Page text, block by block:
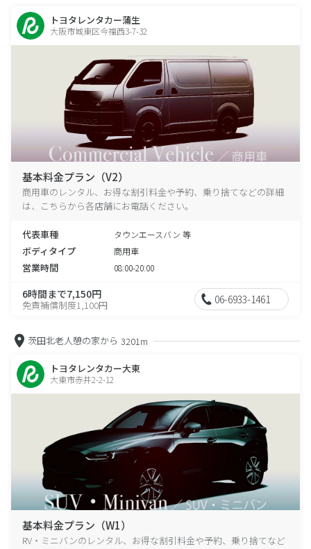
トヨタレンタカー蒲生
大阪市城東区今福西3-7-32
基本料金プラン（V2）
商用車のレンタル、お得な割引料金や予約、乗り捨てなどの詳細
は、こちらから各店舗にお電話ください。
代表車種 タウンエースバン 等
ボディタイプ 商用車
営業時間 08:00-20:00
6時間まで7,150円
免責補償制度1,100円 06-6933-1461
茨田北老人憩の家から 3201m
トヨタレンタカー大東
大東市赤井2-2-12
基本料金プラン（W1）
RV・ミニバンのレンタル、お得な割引料金や予約、乗り捨てなど